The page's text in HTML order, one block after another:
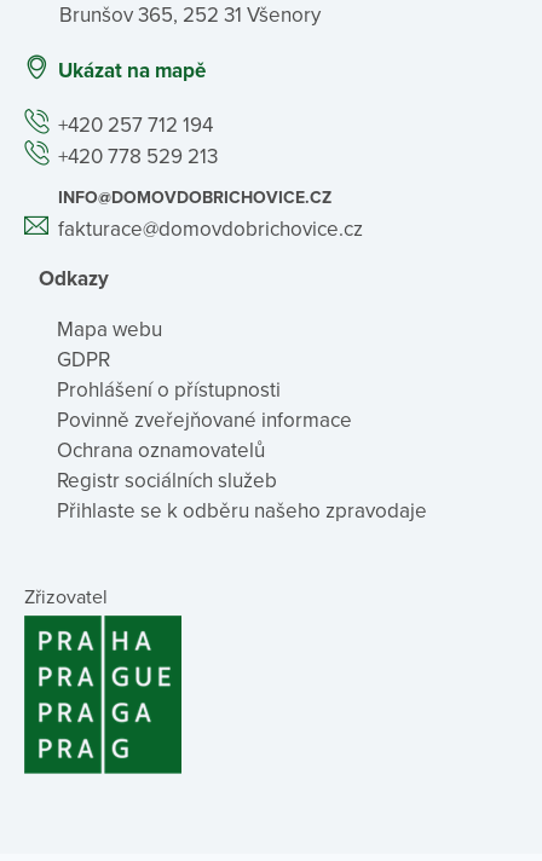
Brunšov 365, 252 31 Všenory
Ukázat na mapě
+420 257 712 194
+420 778 529 213
INFO@DOMOVDOBRICHOVICE.CZ
fakturace@domovdobrichovice.cz
Odkazy
Mapa webu
GDPR
Prohlášení o přístupnosti
Povinně zveřejňované informace
Ochrana oznamovatelů
Registr sociálních služeb
Přihlaste se k odběru našeho zpravodaje
Zřizovatel